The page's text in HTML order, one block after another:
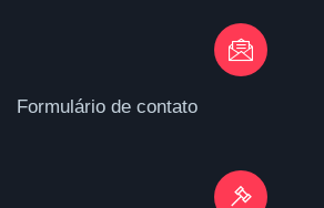
Formulário de contato